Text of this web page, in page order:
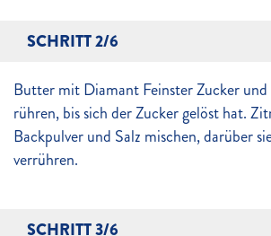
SCHRITT 2/6
Butter mit Diamant Feinster Zucker
rühren, bis sich der Zucker gelöst hat.
Backpulver und Salz mischen, darüber
verrühren.
SCHRITT 3/6